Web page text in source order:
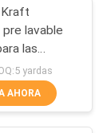
Kraft
lavable
las
el papel
yardas
AHORA